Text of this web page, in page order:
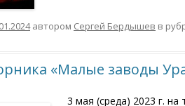
автором Сергей Бердышев в
«Малые заводы
3 мая (среда) 2023 г.